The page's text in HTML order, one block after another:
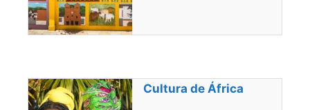
Cultura de África